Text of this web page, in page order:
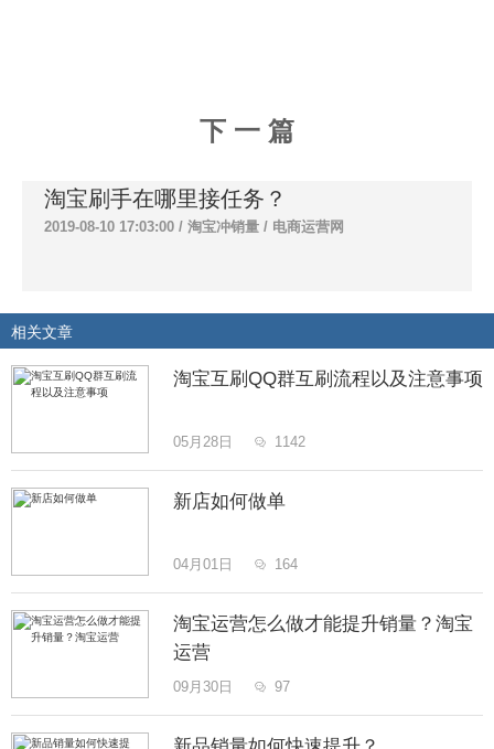
下 一 篇
淘宝刷手在哪里接任务？
2019-08-10 17:03:00 / 淘宝冲销量 / 电商运营网
相关文章
淘宝互刷QQ群互刷流程以及注意事项
05月28日  1142
新店如何做单
04月01日  164
淘宝运营怎么做才能提升销量？淘宝
运营
09月30日  97